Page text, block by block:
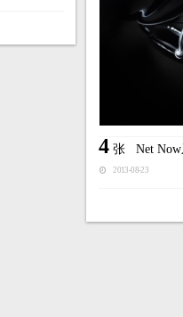
4张 Net
2013-08-23